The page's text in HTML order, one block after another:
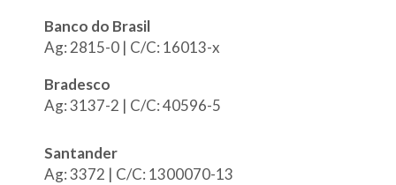
Banco do Brasil
Ag: 2815-0 | C/C: 16013-x
Bradesco
Ag: 3137-2 | C/C: 40596-5
Santander
Ag: 3372 | C/C: 1300070-13